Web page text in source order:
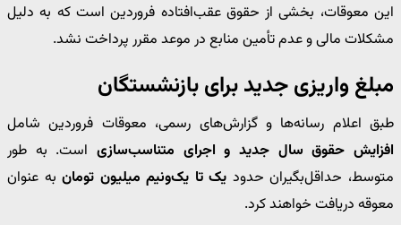
این معوقات، بخشی از حقوق عقب‌افتاده فروردین است که به دلیل
مشکلات مالی و عدم تأمین منابع در موعد مقرر پرداخت نشد.
مبلغ واریزی جدید برای بازنشستگان
طبق اعلام رسانه‌ها و گزارش‌های رسمی، معوقات فروردین شامل
افزایش حقوق سال جدید و اجرای متناسب‌سازی است. به طور
متوسط، حداقل‌بگیران حدود یک تا یک‌ونیم میلیون تومانبه عنوان
معوقه دریافت خواهند کرد.